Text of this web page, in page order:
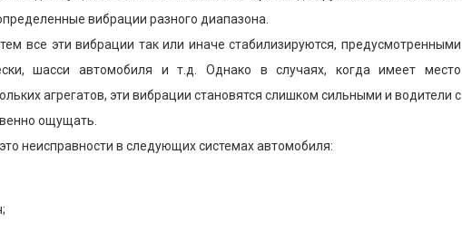
вибрации разного диапазона.
все эти вибрации так или иначе стабилизируются, предусмотренными
шасси автомобиля и т.д. Однако в случаях, когда имеет место
агрегатов, эти вибрации становятся слишком сильными и водители с
ощущать.
неисправности в следующих системах автомобиля: